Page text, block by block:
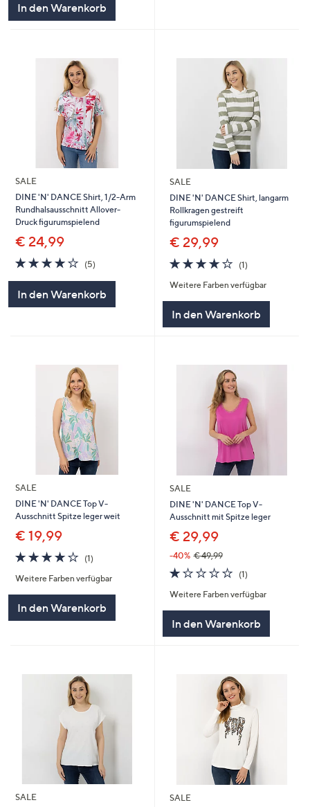
In den Warenkorb
SALE
DINE 'N' DANCE Shirt, 1/2-Arm
Rundhalsausschnitt Allover-
Druck figurumspielend
€ 24,99
4.2
von
(5)5
In den Warenkorb
SALE
DINE 'N' DANCE Shirt, langarm
Rollkragen gestreift
figurumspielend
€ 29,99
4.0
von
5
(1)1
Weitere Farben verfügbar
In den Warenkorb
SALE
DINE 'N' DANCE Top V-
Ausschnitt Spitze leger weit
€ 19,99
4.0
von
5
(1)1
Weitere Farben verfügbar
In den Warenkorb
SALE
DINE 'N' DANCE Top V-
Ausschnitt mit Spitze leger
€ 29,99
-40% € 49,99
1.0
von
5
(1)1
Weitere Farben verfügbar
In den Warenkorb
SALE
SALE